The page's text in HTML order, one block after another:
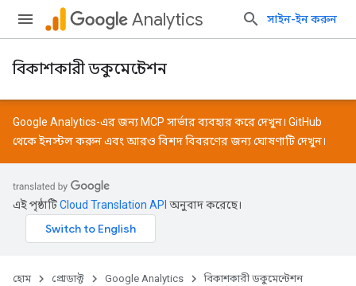
Analytics সাইন-ইন করুন
বিকাশকারী ডকুমেন্টেশন
Google Analytics-এর জন্য MCP সার্ভার ব্যবহার করে দেখুন। GitHub
থেকে ইনস্টল করুন এবং আরও বিশদ বিবরণের জন্যঘোষণাটিদেখুন।
এই পৃষ্ঠাটিCloud Translation API অনুবাদ করেছে।
হোম প্রোডাক্ট Google Analytics
বিকাশকারী ডকুমেন্টেশন